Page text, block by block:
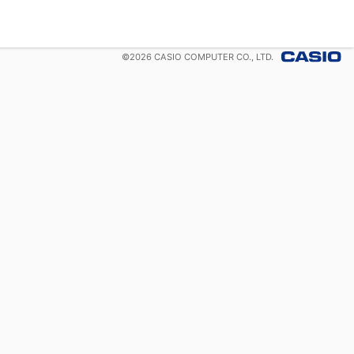
©2026 CASIO COMPUTER CO., LTD.